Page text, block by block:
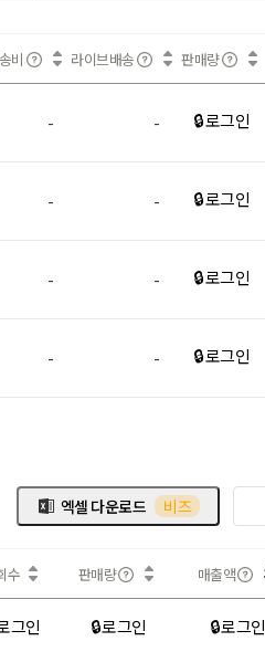
비 라이브배송 판매량
- - 🔒 로그인
- - 🔒 로그인
- - 🔒 로그인
- - 🔒 로그인
엑셀 다운로드 비즈
수 판매량 매출액
그인 🔒 로그인 🔒 로그인